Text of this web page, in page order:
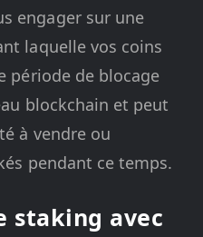
engager sur une
laquelle vos coins
période de blocage
blockchain et peut
à vendre ou
pendant ce temps.
staking avec